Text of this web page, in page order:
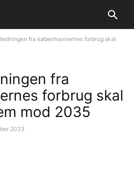
fra københavnernes forbrug skal
fra
forbrug skal
mod 2035
2023